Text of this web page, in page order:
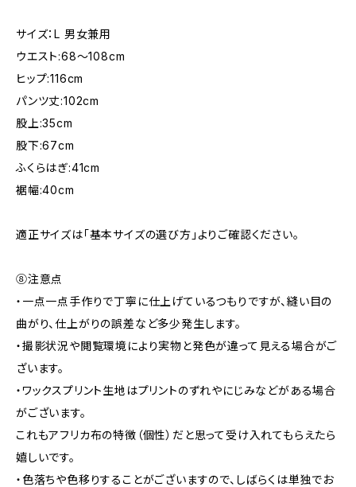
サイズ：L 男女兼用
ウエスト:68〜108cm
ヒップ:116cm
パンツ丈:102cm
股上:35cm
股下:67cm
ふくらはぎ:41cm
裾幅:40cm
適正サイズは「基本サイズの選び方」よりご確認ください。
⑧注意点
・一点一点手作りで丁寧に仕上げているつもりですが、縫い目の
曲がり、仕上がりの誤差など多少発生します。
・撮影状況や閲覧環境により実物と発色が違って見える場合がご
ざいます。
・ワックスプリント生地はプリントのずれやにじみなどがある場合
がございます。
これもアフリカ布の特徴（個性）だと思って受け入れてもらえたら
嬉しいです。
・色落ちや色移りすることがございますので、しばらくは単独でお